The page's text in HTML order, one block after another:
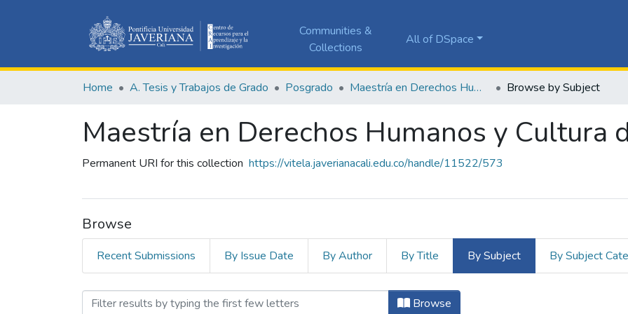
Communities &
Collections
All of DSpace
Home A. Tesis y Trabajos de Grado Posgrado Maestría en Derechos Humanos y Cultura de Paz Browse by Subject
Maestría en Derechos Humanos y Cultura
Permanent URI for this collection https://vitela.javerianacali.edu.co/handle/11522/573
Browse
Recent Submissions By Issue Date By Author By Title By Subject By Subject
Browsing Maestría en Derechos Humanos y Cultura de Paz by
Browse